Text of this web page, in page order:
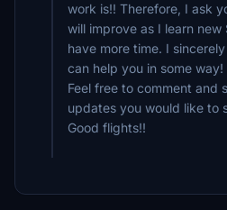
work is!! Therefore, I ask
will improve as I learn new
have more time. I
can help you in some way!
Feel free to comment and
updates you would like to
Good flights!!